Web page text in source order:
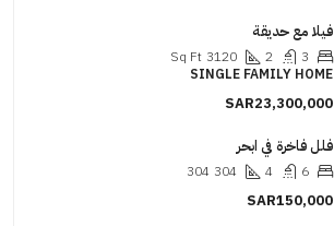
فيلا مع حديقة
3120
Sq Ft
SINGLE FAMILY HOME
SAR23,300,000
فلل فاخرة في ابحر
304
304
SAR150,000